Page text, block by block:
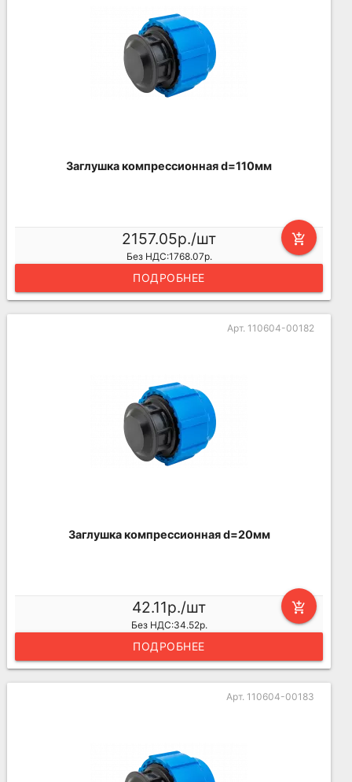
Заглушка компрессионная d=110мм
add_shopping_cart
2157.05р./шт
Без НДС:1768.07р.
ПОДРОБНЕЕ
Арт. 110604-00182
Заглушка компрессионная d=20мм
add_shopping_cart
42.11р./шт
Без НДС:34.52р.
ПОДРОБНЕЕ
Арт. 110604-00183